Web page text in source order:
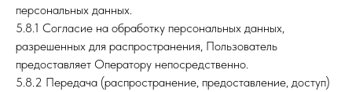
персональных данных.
5.8.1 Согласие на обработку персональных данных,
разрешенных для распространения, Пользователь
предоставляет Оператору непосредственно.
5.8.2 Передача (распространение, предоставление, доступ)